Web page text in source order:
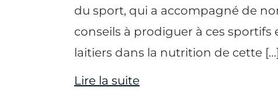
du sport, qui a accompagné de
conseils à prodiguer à ces
laitiers dans la nutrition de cette […]
Lire la suite